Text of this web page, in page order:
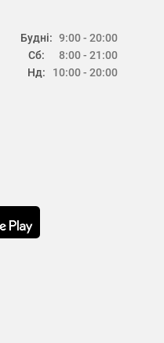
Будні:
Сб:
Нд:
9:00 - 20:00
8:00 - 21:00
10:00 - 20:00